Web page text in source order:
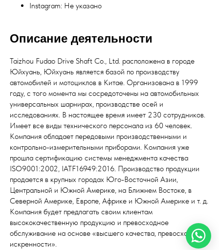
Instagram: Не указано
Описание деятельности
Taizhou Fudao Drive Shaft Co., Ltd. расположена в городе
Юйхуань, Юйхуань является базой по производству
автомобилей и мотоциклов в Китае. Организована в 1999
году, с того момента мы сосредоточены на автомобильных
универсальных шарнирах, производстве осей и
исследованиях. В настоящее время имеет 230 сотрудников.
Имеет все виды технического персонала из 60 человек.
Компания обладает передовыми производственными и
контрольно-измерительными приборами. Компания уже
прошла сертификацию системы менеджмента качества
ISO9001:2002, IATF16949:2016. Производство продукции
продается в крупных городах Юго-Восточной Азии,
Центральной и Южной Америке, на Ближнем Востоке, в
Северной Америке, Европе, Африке и Южной Америке и т. д.
Компания будет предлагать своим клиентам
высококачественную продукцию и превосходное
обслуживание на основе «высшего качества, превосходной
искренности».